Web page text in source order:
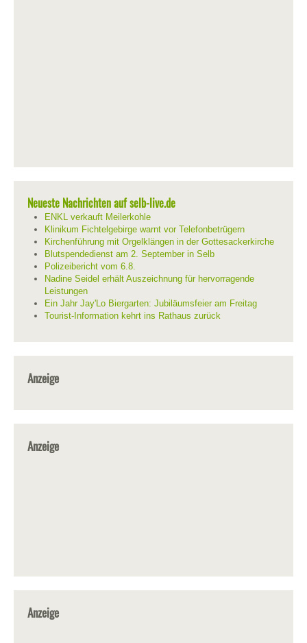
Neueste Nachrichten auf selb-live.de
ENKL verkauft Meilerkohle
Klinikum Fichtelgebirge warnt vor Telefonbetrügern
Kirchenführung mit Orgelklängen in der Gottesackerkirche
Blutspendedienst am 2. September in Selb
Polizeibericht vom 6.8.
Nadine Seidel erhält Auszeichnung für hervorragende
Leistungen
Ein Jahr Jay'Lo Biergarten: Jubiläumsfeier am Freitag
Tourist-Information kehrt ins Rathaus zurück
Anzeige
Anzeige
Anzeige